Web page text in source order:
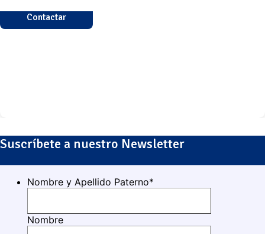
Contactar
Suscríbete a nuestro Newsletter